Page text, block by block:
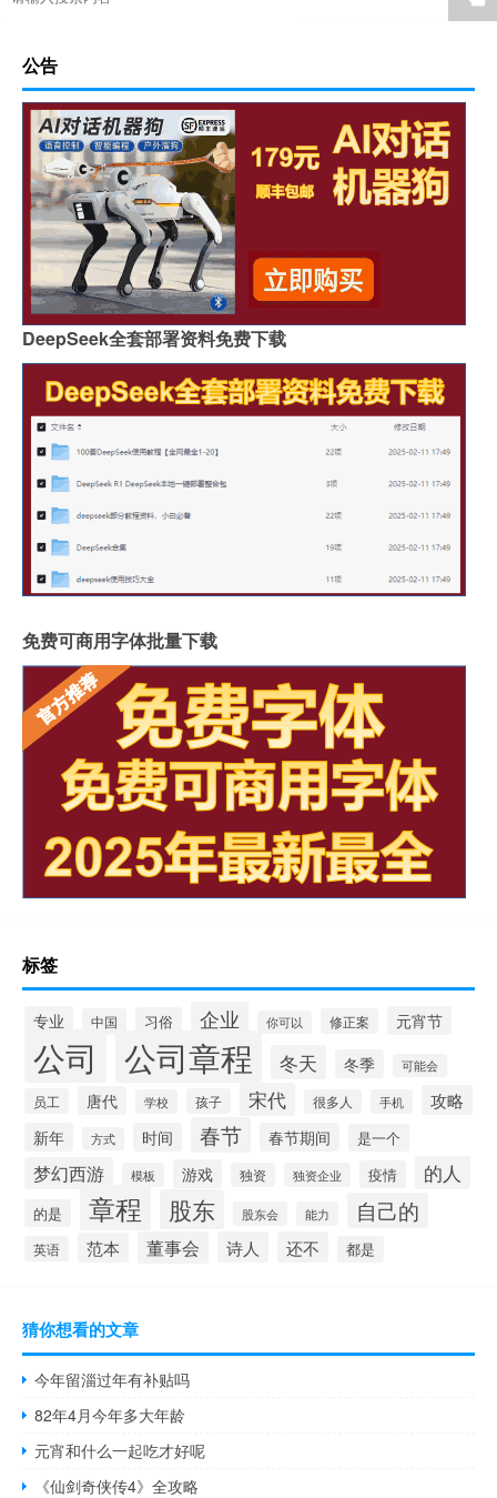
公告
DeepSeek全套部署资料免费下载
免费可商用字体批量下载
标签
专业 中国 习俗 企业 你可以 修正案 元宵节
公司 公司章程 冬天 冬季 可能会
员工 唐代 学校 孩子 宋代 很多人 手机 攻略
新年 方式 时间 春节 春节期间 是一个
梦幻西游 模板 游戏 独资 独资企业 疫情 的人
的是 章程 股东 股东会 能力 自己的
英语 范本 董事会 诗人 还不 都是
猜你想看的文章
今年留淄过年有补贴吗
82年4月今年多大年龄
元宵和什么一起吃才好呢
《仙剑奇侠传4》全攻略